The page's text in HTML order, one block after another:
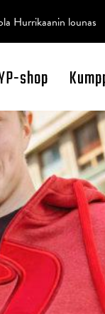
shop
Hurrikaanin lounas